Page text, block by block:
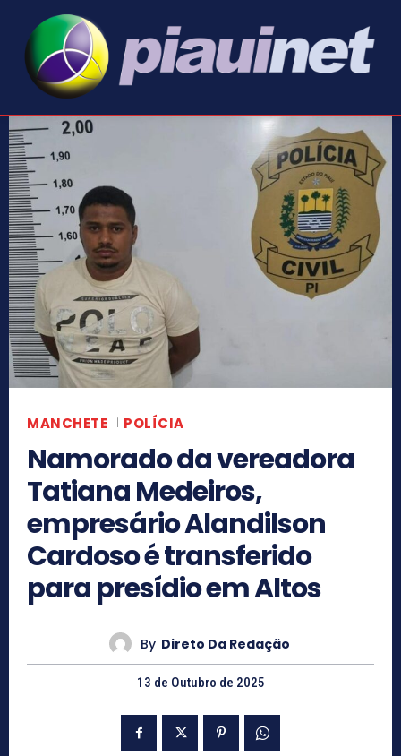
MANCHETE POLÍCIA
Namorado da vereadora
Tatiana Medeiros,
empresário Alandilson
Cardoso é transferido
para presídio em Altos
By Direto Da Redação
13 de Outubro de 2025